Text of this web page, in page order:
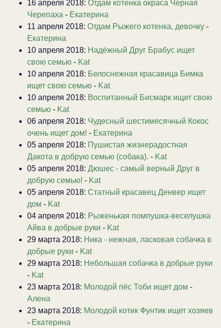
16 апреля 2018: Отдам котенка окраса Черная
Черепаха - Екатерина
11 апреля 2018: Отдам Рыжего котенка, девочку -
Екатерина
10 апреля 2018: Надёжный Друг Брабус ищет
свою семью - Kat
10 апреля 2018: Белоснежная красавица Бимка
ищет свою семью - Kat
10 апреля 2018: Воспитанный Бисмарк ищет свою
семью - Kat
06 апреля 2018: Чудесный шестимесячный Кокос
очень ищет дом! - Екатерина
05 апреля 2018: Пушистая жизнерадостная
Дакота в добрую семью (собака). - Kat
05 апреля 2018: Дюшес - самый верный Друг в
добрую семью! - Kat
05 апреля 2018: Статный красавец Денвер ищет
дом - Kat
04 апреля 2018: Рыженькая помпушка-веселушка
Айва в добрые руки - Kat
29 марта 2018: Ника - нежная, ласковая собачка в
добрые руки - Kat
29 марта 2018: Небольшая собачка в добрые руки
- Kat
23 марта 2018: Молодой пёс Тоби ищет дом -
Алена
23 марта 2018: Молодой котик Фунтик ищет хозяев
- Екатерина